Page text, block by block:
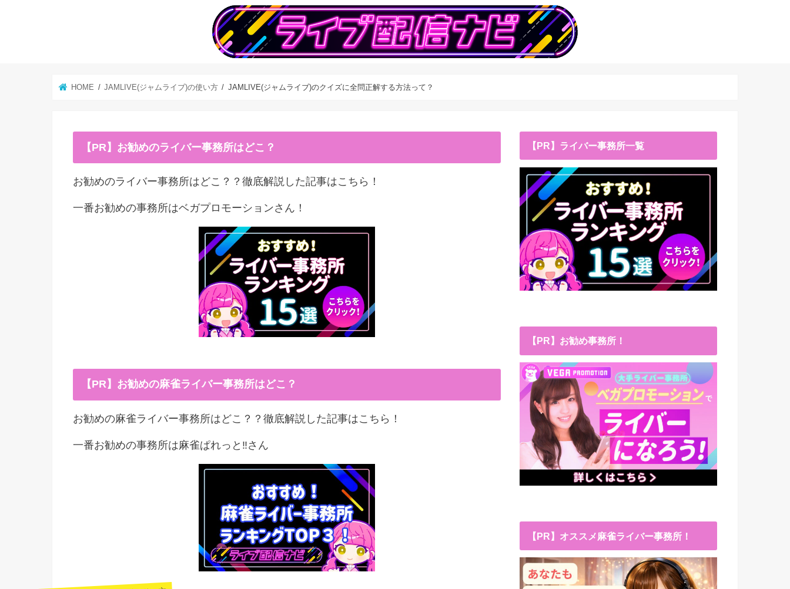
HOME JAMLIVE(ジャムライブ)の使い方 JAMLIVE(ジャムライブ)のクイズに全問正解する方法って？
【PR】お勧めのライバー事務所はどこ？
お勧めのライバー事務所はどこ？？徹底解説した記事はこちら！
一番お勧めの事務所はベガプロモーションさん！
【PR】お勧めの麻雀ライバー事務所はどこ？
お勧めの麻雀ライバー事務所はどこ？？徹底解説した記事はこちら！
一番お勧めの事務所は麻雀ぱれっと‼︎さん
【PR】ライバー事務所一覧
【PR】お勧め事務所！
【PR】オススメ麻雀ライバー事務所！